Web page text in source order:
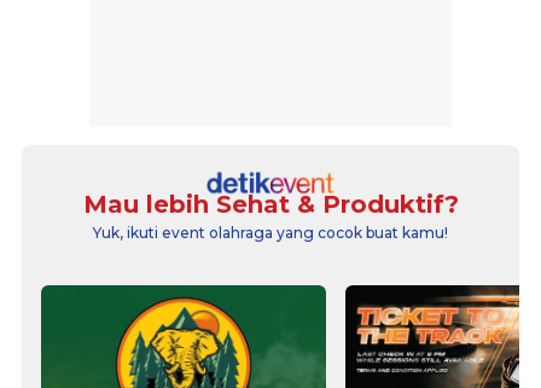
Mau lebih Sehat & Produktif?
Yuk, ikuti event olahraga yang cocok buat kamu!